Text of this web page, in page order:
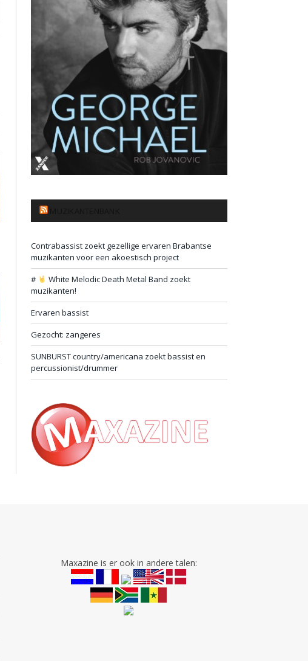
Contrabassist zoekt gezellige ervaren Brabantse
muzikanten voor een akoestisch project
#
White Melodic Death Metal Band zoekt
muzikanten!
Ervaren bassist
Gezocht: zangeres
SUNBURST country/americana zoekt bassist en
percussionist/drummer
Maxazine is er ook in andere talen: